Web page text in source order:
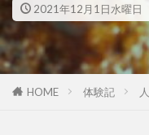
2021年12月1日水曜日
HOME 体験記